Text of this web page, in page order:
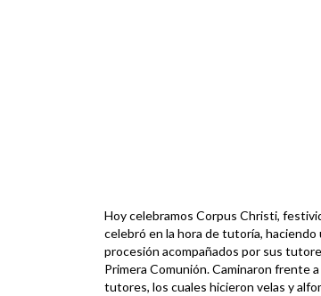
Hoy celebramos Corpus Christi,
celebró en la hora de tutoría, haciendo
procesión acompañados por sus
Primera Comunión. Caminaron frente
tutores, los cuales hicieron velas y